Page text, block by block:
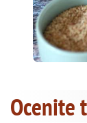
Ocenite